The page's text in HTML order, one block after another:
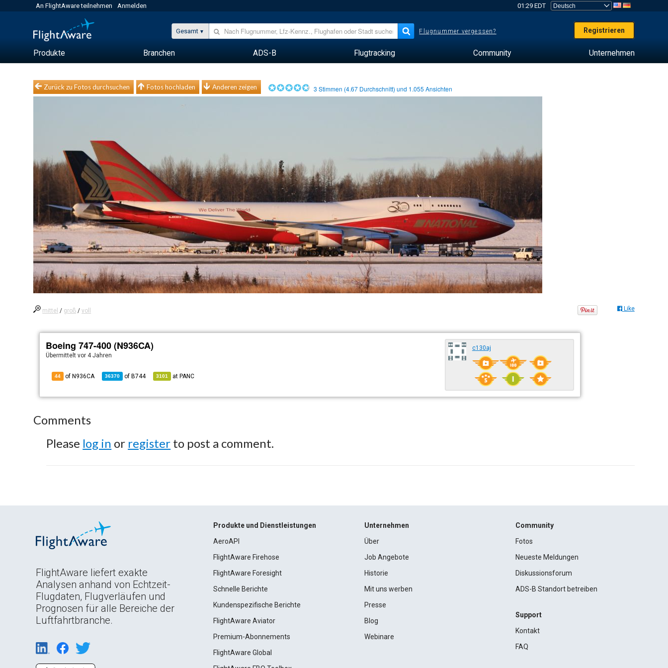
An FlightAware teilnehmen Anmelden 01:29 EDT
Gesamt Flugnummer vergessen? Registrieren
Produkte Branchen ADS-B Flugtracking Community Unternehmen
Zurück zu Fotos durchsuchen Fotos hochladen Anderen zeigen 3 Stimmen (4.67 Durchschnitt) und 1.055 Ansichten
mittel / groß /voll Like
Boeing 747-400 (N936CA)
Übermitteltvor 4 Jahren
44 of N936CA 36370 of B744 3101 at PANC
c130aj
Comments
Please log in or register to post a comment.
FlightAware liefert exakte
Analysen anhand von Echtzeit-
Flugdaten, Flugverläufen und
Prognosen für alle Bereiche der
Luftfahrtbranche.
Produkte und Dienstleistungen
AeroAPI
FlightAware Firehose
FlightAware Foresight
Schnelle Berichte
Kundenspezifische Berichte
FlightAware Aviator
Premium-Abonnements
FlightAware Global
Unternehmen
Über
Job Angebote
Historie
Mit uns werben
Presse
Blog
Webinare
Community
Fotos
Neueste Meldungen
Diskussionsforum
ADS-B Standort betreiben
Support
Kontakt
FAQ